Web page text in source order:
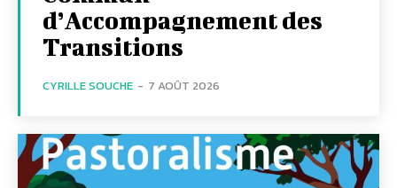
d’Accompagnement des
Transitions
CYRILLE SOUCHE - 7 AOÛT 2026